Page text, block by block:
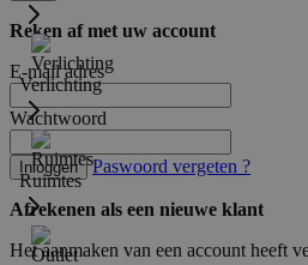
Verlichting
Ruimtes
Reken af met uw account
E-mail adres
Wachtwoord
Inloggen Paswoord vergeten ?
Afrekenen als een nieuwe klant
Het aanmaken van een account heeft